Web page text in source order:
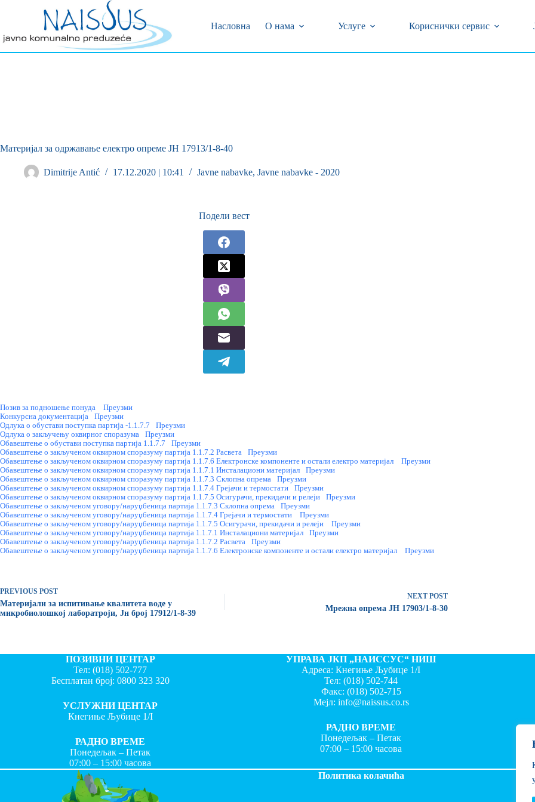
Насловна
О нама Услуге Кориснички сервис
Материјал за одржавање електро опреме ЈН 17913/1-8-40
Dimitrije Antić 17.12.2020 | 10:41 Javne nabavke, Javne nabavke - 2020
Подели вест
Позив за подношење понуда
Преузми
Конкурсна документација
Преузми
Одлука о обустави поступка партија -1.1.7.7
Преузми
Одлука о закључењу оквирног споразума
Преузми
Обавештење о обустави поступка партија 1.1.7.7
Преузми
Обавештење о закљученом оквирном споразуму партија 1.1.7.2 Расвета
Преузми
Обавештење о закљученом оквирном споразуму партија 1.1.7.6 Електронске компоненте и остали електро материјал
Преузми
Обавештење о закљученом оквирном споразуму партија 1.1.7.1 Инсталациони материјал
Преузми
Обавештење о закљученом оквирном споразуму партија 1.1.7.3 Склопна опрема
Преузми
Обавештење о закљученом оквирном споразуму партија 1.1.7.4 Грејачи и термостати
Преузми
Обавештење о закљученом оквирном споразуму партија 1.1.7.5 Осигурачи, прекидачи и релеји
Преузми
Обавештење о закљученом уговору/наруџбеница партија 1.1.7.3 Склопна опрема
Преузми
Обавештење о закљученом уговору/наруџбеница партија 1.1.7.4 Грејачи и термостати
Преузми
Обавештење о закљученом уговору/наруџбеница партија 1.1.7.5 Осигурачи, прекидачи и релеји
Преузми
Обавештење о закљученом уговору/наруџбеница партија 1.1.7.1 Инсталациони материјал
Преузми
Обавештење о закљученом уговору/наруџбеница партија 1.1.7.2 Расвета
Преузми
Обавештење о закљученом уговору/наруџбеница партија 1.1.7.6 Електронске компоненте и остали електро материјал
Преузми
PREVIOUS POST
Материјали за испитивање квалитета воде у
микробиолошкој лаборатроји, Јн број 17912/1-8-39
NEXT POST
Мрежна опрема ЈН 17903/1-8-30
ПОЗИВНИ ЦЕНТАР
Тел:(018) 502-777
Бесплатан број: 0800 323 320
УСЛУЖНИ ЦЕНТАР
Кнегиње Љубице 1/I
РАДНО ВРЕМЕ
Понедељак – Петак
07:00 – 15:00 часова
УПРАВА ЈКП „НАИССУС“ НИШ
Адреса: Кнегиње Љубице 1/I
Тел:(018) 502-744
Факс: (018) 502-715
Мејл: info@naissus.co.rs
РАДНО ВРЕМЕ
Понедељак – Петак
07:00 – 15:00 часова
Политика колачића